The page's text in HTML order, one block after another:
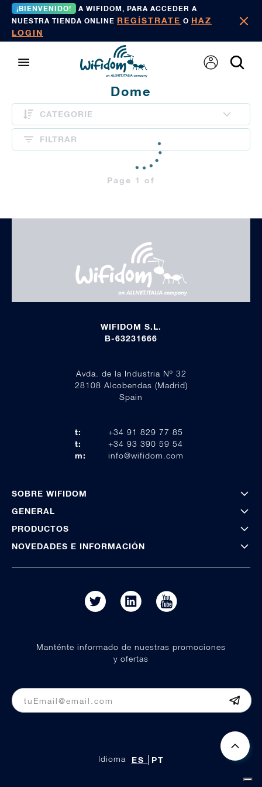
¡BIENVENIDO!
A WIFIDOM, PARA ACCEDER A
NUESTRA TIENDA ONLINE REGÍSTRATE O HAZ
LOGIN
Dome
CATEGORIE
FILTRAR
Page 1 of
WIFIDOM S.L.
B-63231666
Avda. de la Industria Nº 32
28108 Alcobendas (Madrid)
Spain
t:
+34 91 829 77 85
t:
+34 93 390 59 54
m:
info@wifidom.com
SOBRE WIFIDOM
GENERAL
PRODUCTOS
NOVEDADES E INFORMACIÓN
Idioma ES PT
Manténte informado de nuestras promociones
y ofertas